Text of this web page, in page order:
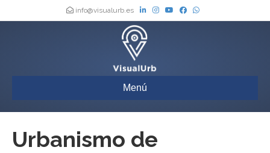
info@visualurb.es
Menú
Urbanismo de